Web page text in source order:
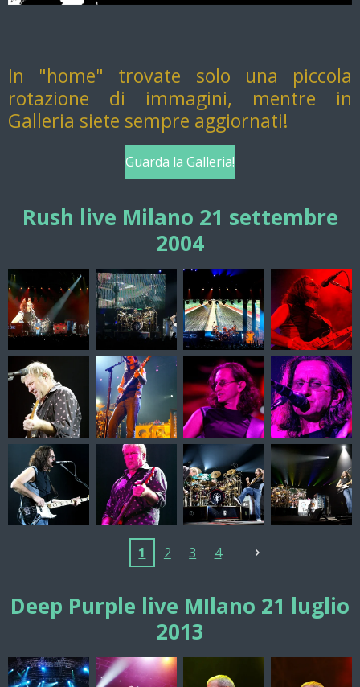
In "home" trovate solo una piccola
rotazione di immagini, mentre in
Galleria siete sempre aggiornati!
Guarda la Galleria!
Rush live Milano 21 settembre
2004
1 2 3 4
Deep Purple live MIlano 21 luglio
2013